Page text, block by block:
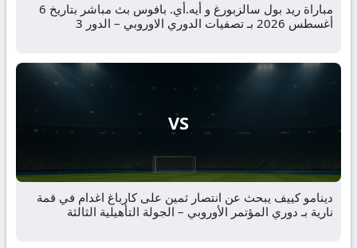
مباراة ريد بول سالزبورغ و أيه.أي. بافوس بث مباشر بتاريخ 6
أغسطس 2026 بـ تصفيات الدوري الاوروبي – الدور 3
VS
دينامو كييف يبحث عن انتصار ثمين على كارباغ اغدام في قمة
نارية بـ دوري المؤتمر الأوروبي – الجولة التأهيلية الثالثة